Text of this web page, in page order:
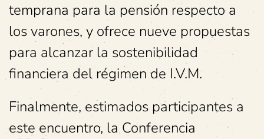
temprana para la pensión respecto a
los varones, y ofrece nueve propuestas
para alcanzar la sostenibilidad
financiera del régimen de I.V.M.
Finalmente, estimados participantes a
este encuentro, la Conferencia